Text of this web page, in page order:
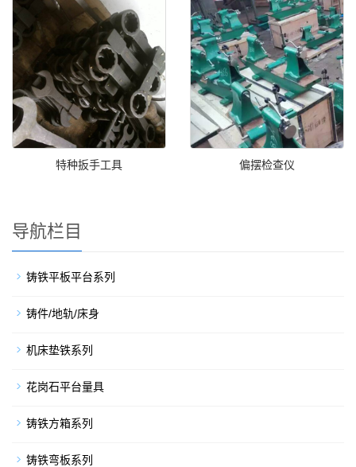
特种扳手工具 偏摆检查仪
导航栏目
铸铁平板平台系列
铸件/地轨/床身
机床垫铁系列
花岗石平台量具
铸铁方箱系列
铸铁弯板系列